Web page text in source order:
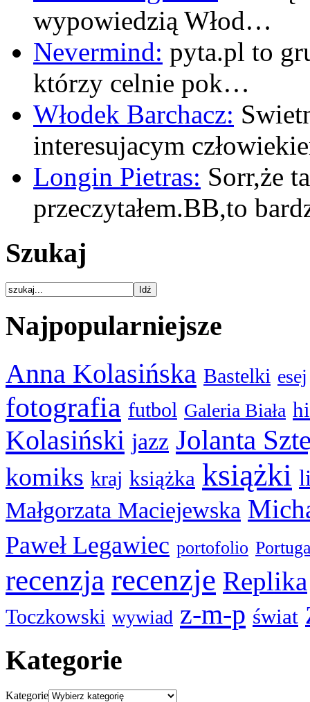
wypowiedzią Włod…
Nevermind: pyta.pl to
którzy celnie pok…
Włodek Barchacz:
interesujacym
Longin Pietras: Sorr,że
przeczytałem.BB,to
Szukaj
Najpopularniejsze
Anna Kolasińska Bastelki esej
fotografia futbol Galeria Biała
Kolasiński jazz Jolanta
komiks kraj książka książki
Małgorzata Maciejewska
Paweł Legawiec portofolio
recenzja recenzje Replika
Toczkowski wywiad z-m-p świat
Kategorie
Kategorie